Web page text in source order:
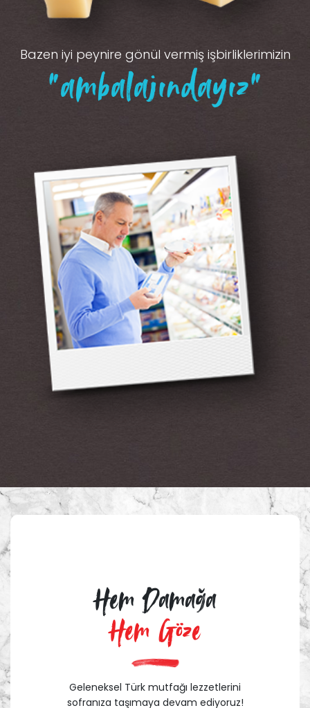
Bazen iyi peynire gönül vermiş işbirliklerimizin
“ambalajındayız”
Hem Damağa
Hem Göze
Geleneksel Türk mutfağı lezzetlerini
sofranıza taşımaya devam ediyoruz!